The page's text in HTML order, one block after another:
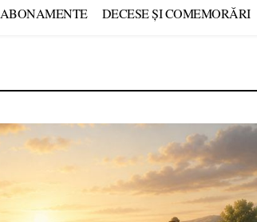
ABONAMENTE DECESE ȘI COMEMORĂRI